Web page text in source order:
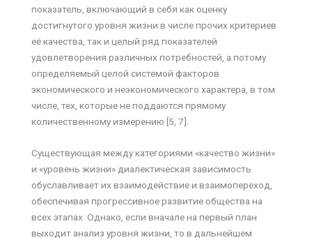
показатель, включающий в себя как оценку
достигнутого уровня жизни в числе прочих критериев
её качества, так и целый ряд показателей
удовлетворения различных потребностей, а потому
определяемый целой системой факторов
экономического и неэкономического характера, в том
числе, тех, которые не поддаются прямому
количественному измерению [5, 7].
Существующая между категориями «качество жизни»
и «уровень жизни» диалектическая зависимость
обуславливает их взаимодействие и взаимопереход,
обеспечивая прогрессивное развитие общества на
всех этапах. Однако, если вначале на первый план
выходит анализ уровня жизни, то в дальнейшем